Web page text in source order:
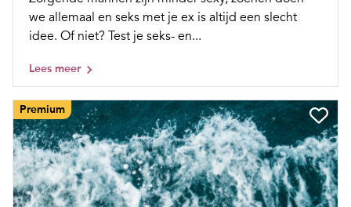
we allemaal en seks met je ex is altijd een slecht
idee. Of niet? Test je seks- en...
Lees meer
Premium